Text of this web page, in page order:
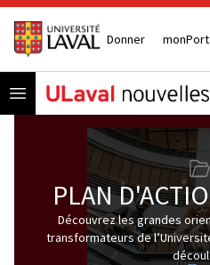
Donner
Open menu
PLAN
Découvrez les grandes
transformateurs de